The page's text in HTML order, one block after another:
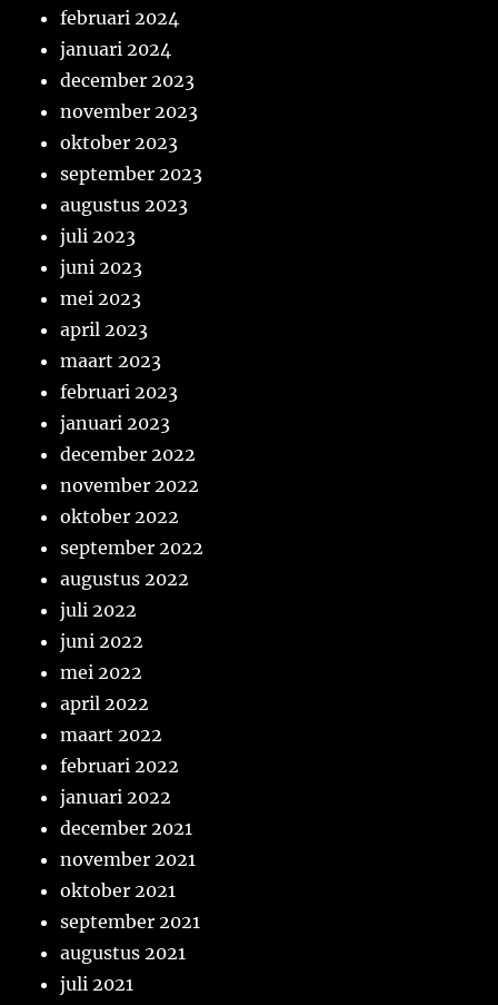
februari 2024
januari 2024
december 2023
november 2023
oktober 2023
september 2023
augustus 2023
juli 2023
juni 2023
mei 2023
april 2023
maart 2023
februari 2023
januari 2023
december 2022
november 2022
oktober 2022
september 2022
augustus 2022
juli 2022
juni 2022
mei 2022
april 2022
maart 2022
februari 2022
januari 2022
december 2021
november 2021
oktober 2021
september 2021
augustus 2021
juli 2021